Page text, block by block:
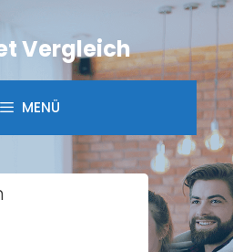
Vergleich
MENÜ